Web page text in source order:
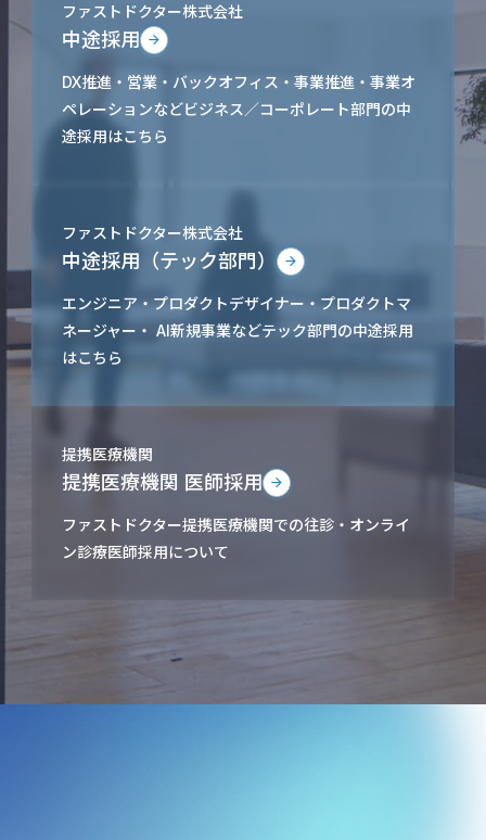
ファストドクター株式会社
中途採用
DX推進・営業・バックオフィス・事業推進・事業オ
ペレーションなどビジネス／コーポレート部門の中
途採用はこちら
ファストドクター株式会社
中途採用（テック部門）
エンジニア・プロダクトデザイナー・プロダクトマ
ネージャー・ AI新規事業などテック部門の中途採用
はこちら
提携医療機関
提携医療機関 医師採用
ファストドクター提携医療機関での往診・オンライ
ン診療医師採用について